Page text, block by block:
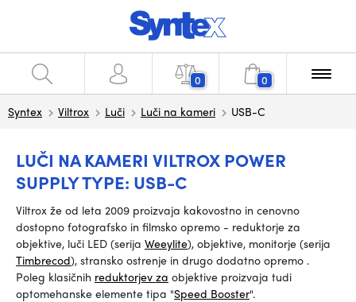
0 0
Syntex Viltrox Luči Luči na kameri USB-C
LUČI NA KAMERI VILTROX POWER
SUPPLY TYPE: USB-C
Viltrox že od leta 2009 proizvaja kakovostno in cenovno
dostopno fotografsko in filmsko opremo - reduktorje za
objektive, luči LED (serija Weeylite), objektive, monitorje (serija
Timbrecod), stransko ostrenje in drugo dodatno opremo .
Poleg klasičnih reduktorjev za objektive proizvaja tudi
optomehanske elemente tipa "Speed Booster".